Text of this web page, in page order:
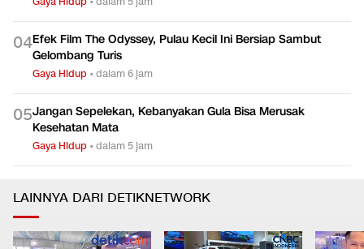
Saran Pramugari ke Penumpang: Jangan Pesan Soda Diet
di Pesawat
Gaya Hidup• dalam 5 jam
Efek Film The Odyssey, Pulau Kecil Ini Bersiap Sambut
Gelombang Turis
Gaya Hidup•dalam 6 jam
Jangan Sepelekan, Kebanyakan Gula Bisa Merusak
Gaya Hidup • dalam 5 jam